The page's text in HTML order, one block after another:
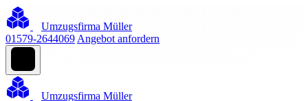
Umzugsfirma Müller
01579-2644069 Angebot anfordern
Umzugsfirma Müller